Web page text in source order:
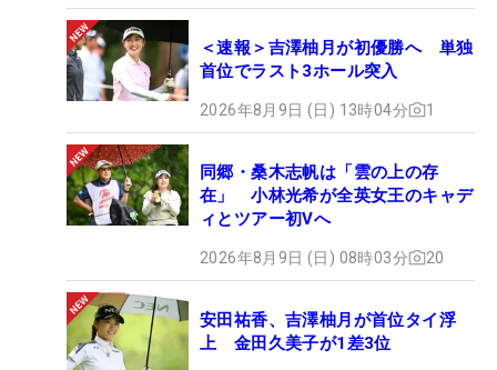
＜速報＞吉澤柚月が初優勝へ 単独
首位でラスト3ホール突入
2026年8月9日 (日) 13時04分 1
同郷・桑木志帆は「雲の上の存
在」 小林光希が全英女王のキャデ
ィとツアー初Vへ
2026年8月9日 (日) 08時03分 20
安田祐香、吉澤柚月が首位タイ浮
上 金田久美子が1差3位